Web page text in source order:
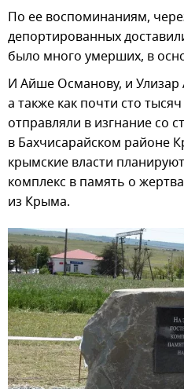
По ее воспоминаниям,
депортированных
было много умерших, в
И Айше Османову, и Улизар
а также как почти сто
отправляли в изгнание со
в Бахчисарайском районе
крымские власти
комплекс в память о
из Крыма.